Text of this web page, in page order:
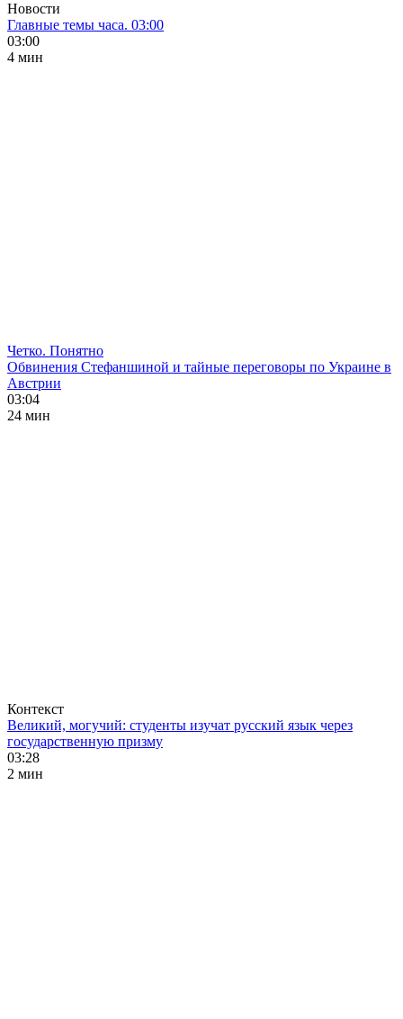
Новости
Главные темы часа. 03:00
03:00
4 мин
Четко. Понятно
Обвинения Стефаншиной и тайные переговоры по Украине в
Австрии
03:04
24 мин
Контекст
Великий, могучий: студенты изучат русский язык через
государственную призму
03:28
2 мин